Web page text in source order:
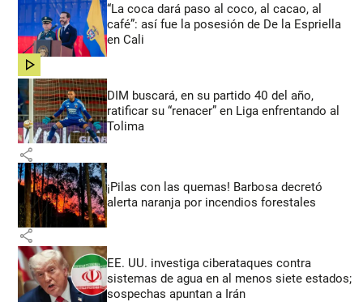
“La coca dará paso al coco, al cacao, al
café”: así fue la posesión de De la Espriella
en Cali
share
DIM buscará, en su partido 40 del año,
ratificar su “renacer” en Liga enfrentando al
Tolima
share
¡Pilas con las quemas! Barbosa decretó
alerta naranja por incendios forestales
share
EE. UU. investiga ciberataques contra
sistemas de agua en al menos siete estados;
sospechas apuntan a Irán